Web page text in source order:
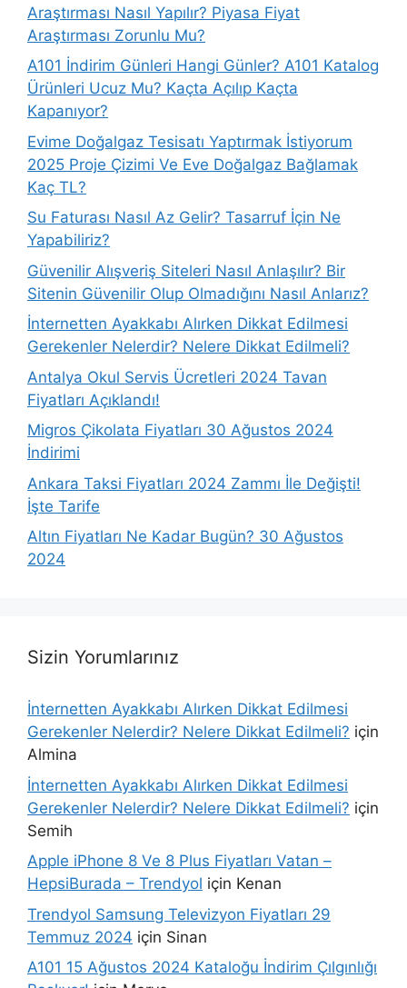
Araştırması Nasıl Yapılır? Piyasa Fiyat
Araştırması Zorunlu Mu?
A101 İndirim Günleri Hangi Günler? A101 Katalog
Ürünleri Ucuz Mu? Kaçta Açılıp Kaçta
Kapanıyor?
Evime Doğalgaz Tesisatı Yaptırmak İstiyorum
2025 Proje Çizimi Ve Eve Doğalgaz Bağlamak
Kaç TL?
Su Faturası Nasıl Az Gelir? Tasarruf İçin Ne
Yapabiliriz?
Güvenilir Alışveriş Siteleri Nasıl Anlaşılır? Bir
Sitenin Güvenilir Olup Olmadığını Nasıl Anlarız?
İnternetten Ayakkabı Alırken Dikkat Edilmesi
Gerekenler Nelerdir? Nelere Dikkat Edilmeli?
Antalya Okul Servis Ücretleri 2024 Tavan
Fiyatları Açıklandı!
Migros Çikolata Fiyatları 30 Ağustos 2024
İndirimi
Ankara Taksi Fiyatları 2024 Zammı İle Değişti!
İşte Tarife
Altın Fiyatları Ne Kadar Bugün? 30 Ağustos
2024
Sizin Yorumlarınız
İnternetten Ayakkabı Alırken Dikkat Edilmesi
Gerekenler Nelerdir? Nelere Dikkat Edilmeli? için
Almina
İnternetten Ayakkabı Alırken Dikkat Edilmesi
Gerekenler Nelerdir? Nelere Dikkat Edilmeli? için
Semih
Apple iPhone 8 Ve 8 Plus Fiyatları Vatan –
HepsiBurada – Trendyol için Kenan
Trendyol Samsung Televizyon Fiyatları 29
Temmuz 2024 için Sinan
A101 15 Ağustos 2024 Kataloğu İndirim Çılgınlığı